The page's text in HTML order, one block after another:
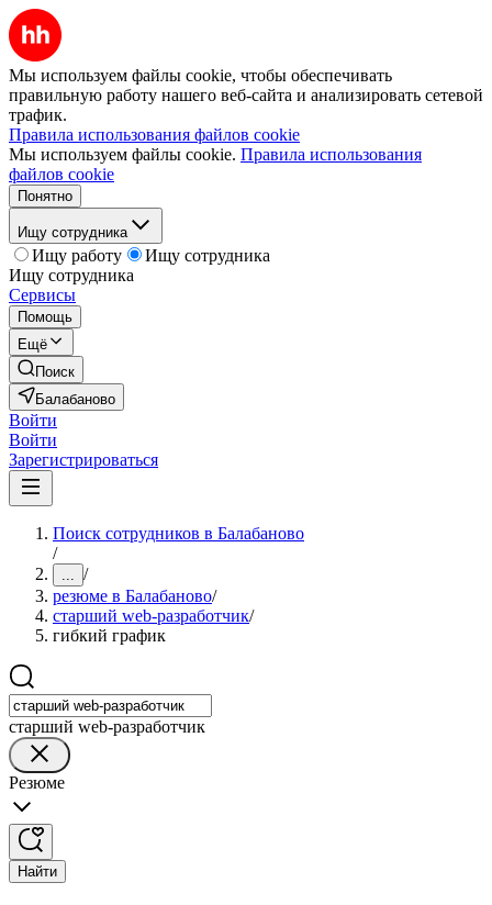
Мы используем файлы cookie, чтобы обеспечивать
правильную работу нашего веб-сайта и анализировать сетевой
трафик.
Правила использования файлов cookie
Мы используем файлы cookie. Правила использования
файлов cookie
Понятно
Ищу сотрудника
Ищу работу
Ищу сотрудника
Ищу сотрудника
Сервисы
Помощь
Ещё
Поиск
Балабаново
Войти
Войти
Зарегистрироваться
Поиск сотрудников в Балабаново
/
... /
резюме в Балабаново/
старший web-разработчик/
гибкий график
старший web-разработчик
Резюме
Найти